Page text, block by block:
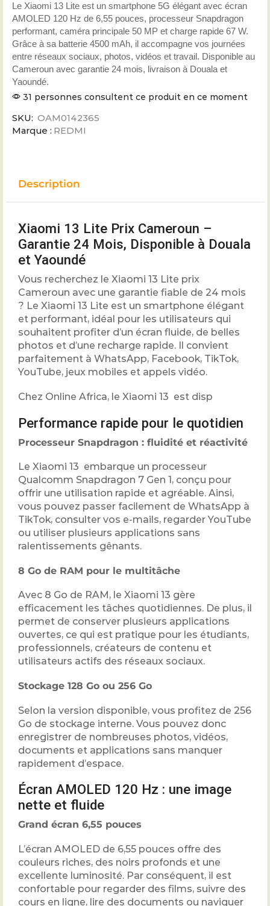
Le Xiaomi 13 Lite est un smartphone 5G élégant avec écran
AMOLED 120 Hz de 6,55 pouces, processeur Snapdragon
performant, caméra principale 50 MP et charge rapide 67 W.
Grâce à sa batterie 4500 mAh, il accompagne vos journées
entre réseaux sociaux, photos, vidéos et travail. Disponible au
Cameroun avec garantie 24 mois, livraison à Douala et
Yaoundé.
31 personnes consultent ce produit en ce moment
SKU: OAM0142365
Marque : REDMI
Description
Xiaomi 13 Lite Prix Cameroun –
Garantie 24 Mois, Disponible à Douala
et Yaoundé
Vous recherchez le Xiaomi 13 Lite prix
Cameroun avec une garantie fiable de 24 mois
? Le Xiaomi 13 Lite est un smartphone élégant
et performant, idéal pour les utilisateurs qui
souhaitent profiter d’un écran fluide, de belles
photos et d’une recharge rapide. Il convient
parfaitement à WhatsApp, Facebook, TikTok,
YouTube, jeux mobiles et appels vidéo.
Chez Online Africa, le Xiaomi 13 est disp
Performance rapide pour le quotidien
Processeur Snapdragon : fluidité et réactivité
Le Xiaomi 13 embarque un processeur
Qualcomm Snapdragon 7 Gen 1, conçu pour
offrir une utilisation rapide et agréable. Ainsi,
vous pouvez passer facilement de WhatsApp à
TikTok, consulter vos e-mails, regarder YouTube
ou utiliser plusieurs applications sans
ralentissements gênants.
8 Go de RAM pour le multitâche
Avec 8 Go de RAM, le Xiaomi 13 gère
efficacement les tâches quotidiennes. De plus, il
permet de conserver plusieurs applications
ouvertes, ce qui est pratique pour les étudiants,
professionnels, créateurs de contenu et
utilisateurs actifs des réseaux sociaux.
Stockage 128 Go ou 256 Go
Selon la version disponible, vous profitez de 256
Go de stockage interne. Vous pouvez donc
enregistrer de nombreuses photos, vidéos,
documents et applications sans manquer
rapidement d’espace.
Écran AMOLED 120 Hz : une image
nette et fluide
Grand écran 6,55 pouces
L’écran AMOLED de 6,55 pouces offre des
couleurs riches, des noirs profonds et une
excellente luminosité. Par conséquent, il est
confortable pour regarder des films, suivre des
cours en ligne, lire des documents ou naviguer